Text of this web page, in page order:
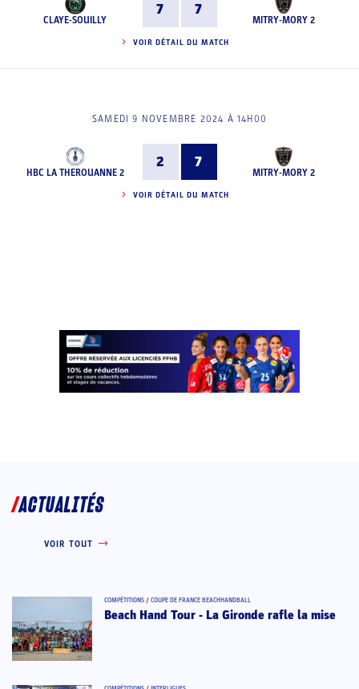
CLAYE-SOUILLY
7 7
MITRY-MORY 2
VOIR DÉTAIL DU MATCH
SAMEDI 9 NOVEMBRE 2024 À 14H00
HBC LA THEROUANNE 2
2 7
MITRY-MORY 2
VOIR DÉTAIL DU MATCH
ACTUALITÉS
VOIR TOUT
COMPÉTITIONS / COUPE DE FRANCE BEACHHANDBALL
Beach Hand Tour - La Gironde rafle la mise